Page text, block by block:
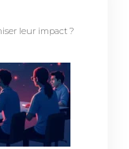
leur impact ?